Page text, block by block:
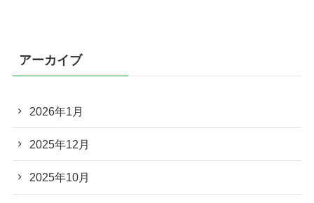
アーカイブ
2026年1月
2025年12月
2025年10月